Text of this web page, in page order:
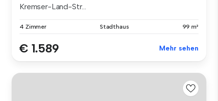
Kremser-Land-Str...
4 Zimmer Stadthaus 99 m²
€ 1.589 Mehr sehen